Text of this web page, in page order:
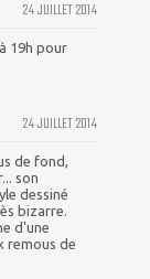
24 JUILLET 2014
19h pour
24 JUILLET 2014
de fond,
son
dessiné
bizarre.
d'une
remous de